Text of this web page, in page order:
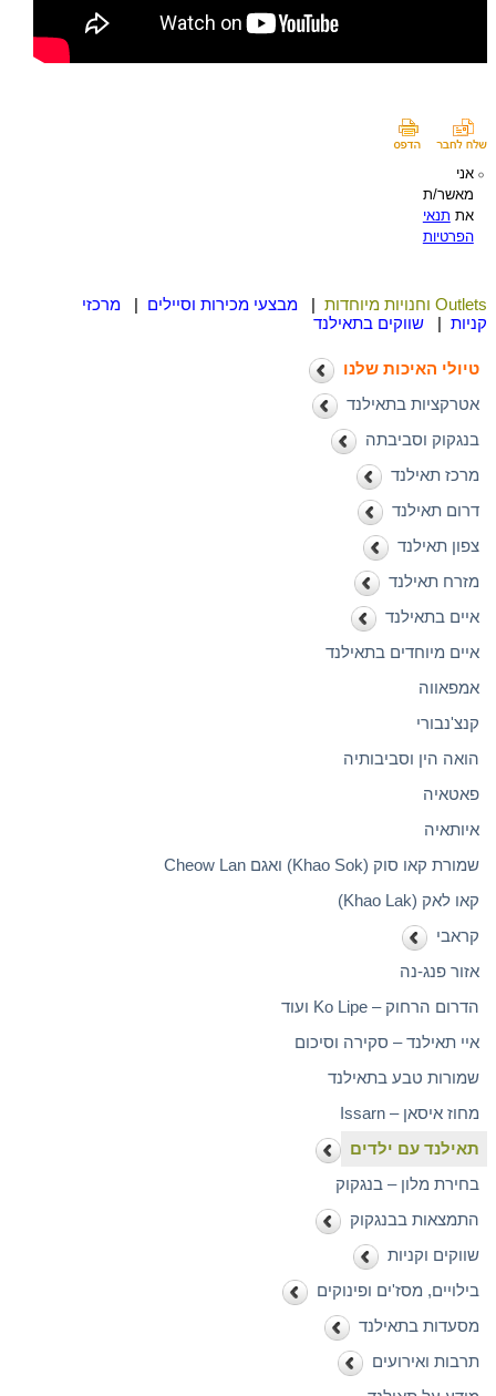
אני
מאשר/ת
את תנאי
הפרטיות
Outlets וחנויות מיוחדות | מבצעי מכירות וסיילים | מרכזי
קניות | שווקים בתאילנד
טיולי האיכות שלנו
אטרקציות בתאילנד
בנגקוק וסביבתה
מרכז תאילנד
דרום תאילנד
צפון תאילנד
מזרח תאילנד
איים בתאילנד
איים מיוחדים בתאילנד
אמפאווה
קנצ'נבורי
הואה הין וסביבותיה
פאטאיה
איותאיה
שמורת קאו סוק (Khao Sok) ואגם Cheow Lan
קאו לאק (Khao Lak)
קראבי
אזור פנג-נה
הדרום הרחוק – Ko Lipe ועוד
איי תאילנד – סקירה וסיכום
שמורות טבע בתאילנד
מחוז איסאן – Issarn
תאילנד עם ילדים
בחירת מלון – בנגקוק
התמצאות בבנגקוק
שווקים וקניות
בילויים, מסז'ים ופינוקים
מסעדות בתאילנד
תרבות ואירועים